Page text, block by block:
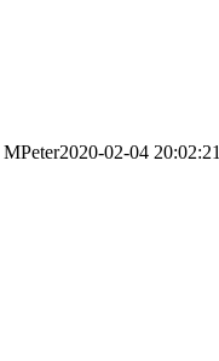
MPeter2020-02-04 20:02:21